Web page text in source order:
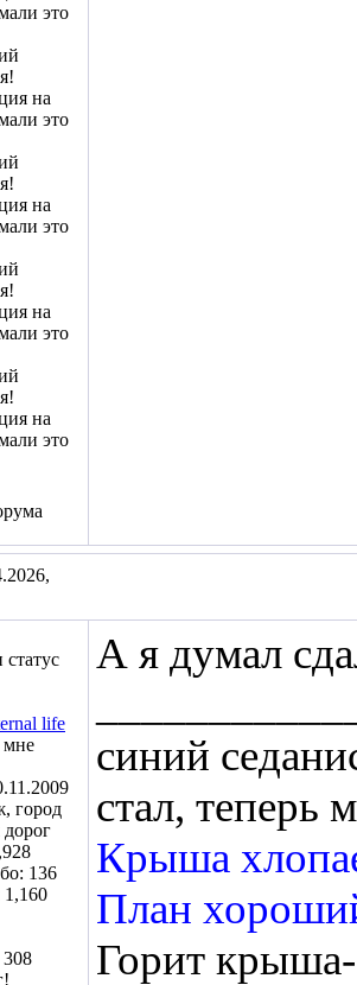
город
136
308
А я думал
синий
стал, теперь
Крыша
План
Горит